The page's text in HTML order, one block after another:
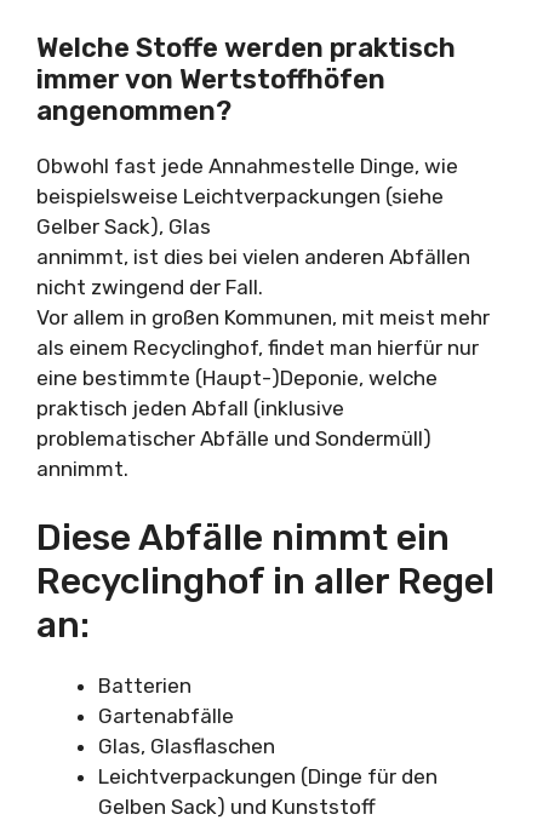
Welche Stoffe werden praktisch
immer von Wertstoffhöfen
angenommen?
Obwohl fast jede Annahmestelle Dinge, wie
beispielsweise Leichtverpackungen (siehe
Gelber Sack), Glas
annimmt, ist dies bei vielen anderen Abfällen
nicht zwingend der Fall.
Vor allem in großen Kommunen, mit meist mehr
als einem Recyclinghof, findet man hierfür nur
eine bestimmte (Haupt-)Deponie, welche
praktisch jeden Abfall (inklusive
problematischer Abfälle und Sondermüll)
annimmt.
Diese Abfälle nimmt ein
Recyclinghof in aller Regel
an:
Batterien
Gartenabfälle
Glas, Glasflaschen
Leichtverpackungen (Dinge für den
Gelben Sack) und Kunststoff